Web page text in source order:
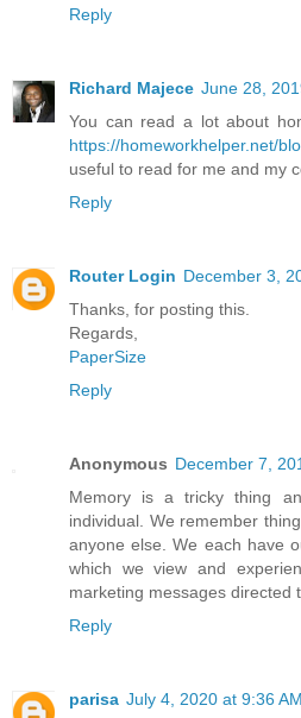
Reply
Richard Majece June 28,
You can read a lot about
https://homeworkhelper.net/
useful to read for me and my
Reply
Router Login December 3,
Thanks, for posting this.
Regards,
PaperSize
Reply
Anonymous December 7,
Memory is a tricky thing
individual. We remember
anyone else. We each have
which we view and
marketing messages directed
Reply
parisa July 4, 2020 at 9:36 AM